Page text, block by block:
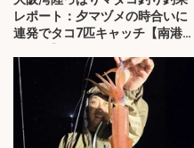
レポート：夕マヅメの時合いに
連発でタコ7匹キャッチ【南港魚